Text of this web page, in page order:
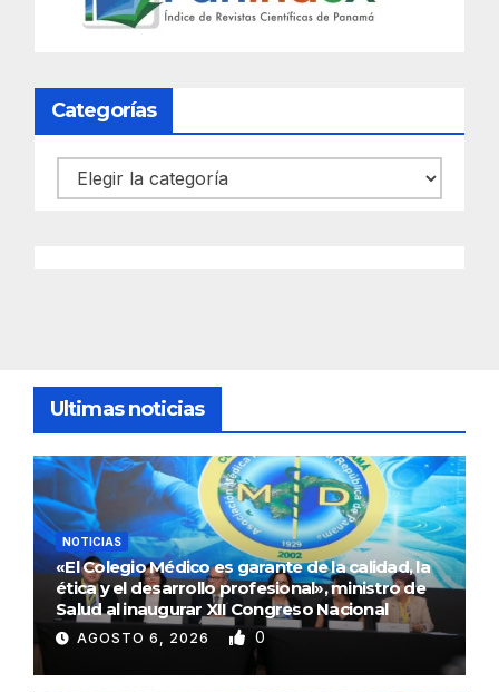
Categorías
Categorías
Ultimas noticias
NOTICIAS
«El Colegio Médico es garante de la calidad, la
ética y el desarrollo profesional», ministro de
Salud al inaugurar XII Congreso Nacional
AGOSTO 6, 2026 0